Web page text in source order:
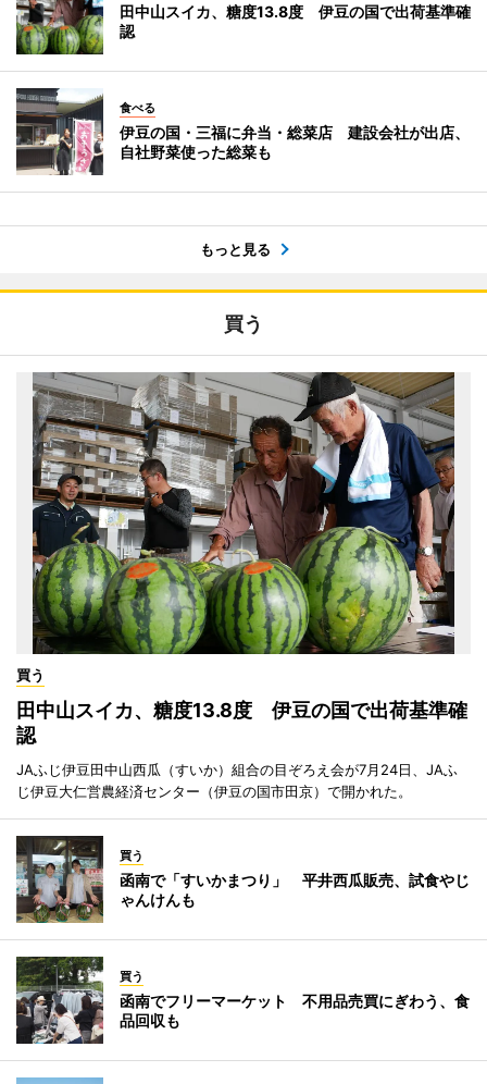
田中山スイカ、糖度13.8度 伊豆の国で出荷基準確
認
食べる
伊豆の国・三福に弁当・総菜店 建設会社が出店、
自社野菜使った総菜も
もっと見る
買う
買う
田中山スイカ、糖度13.8度 伊豆の国で出荷基準確
認
JAふじ伊豆田中山西瓜（すいか）組合の目ぞろえ会が7月24日、JAふ
じ伊豆大仁営農経済センター（伊豆の国市田京）で開かれた。
買う
函南で「すいかまつり」 平井西瓜販売、試食やじ
ゃんけんも
買う
函南でフリーマーケット 不用品売買にぎわう、食
品回収も